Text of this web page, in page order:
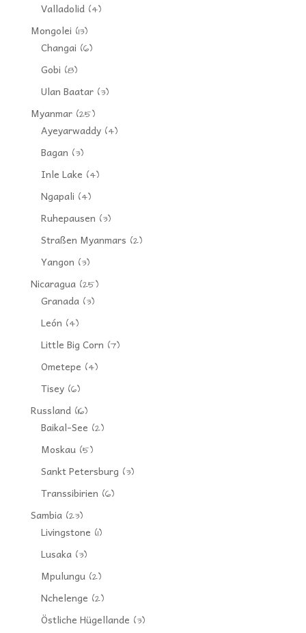
Valladolid(4)
Mongolei (13)
Changai (6)
Gobi (8)
Ulan Baatar(3)
Myanmar(25)
Ayeyarwaddy(4)
Bagan (3)
Inle Lake (4)
Ngapali (4)
Ruhepausen (3)
Straßen Myanmars (2)
Yangon (3)
Nicaragua(25)
Granada(3)
León (4)
Little Big Corn (7)
Ometepe (4)
Tisey(6)
Russland(16)
Baikal-See (2)
Moskau(5)
Sankt Petersburg (3)
Transsibirien (6)
Sambia(23)
Livingstone (1)
Lusaka(3)
Mpulungu(2)
Nchelenge (2)
Östliche Hügellande (3)